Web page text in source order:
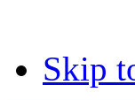
Skip